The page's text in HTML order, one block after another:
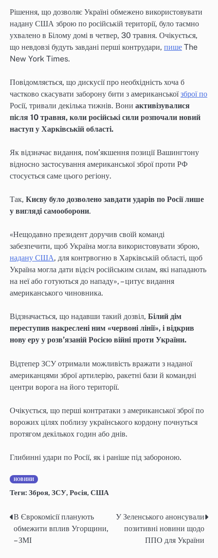
Рішення, що дозволяє Україні обмежено використовувати
надану США зброю по російській території, було таємно
ухвалено в Білому домі в четвер, 30 травня. Очікується,
що невдовзі будуть завдані перші контрудари, пише The
New York Times.
Повідомляється, що дискусії про необхідність хоча б
частково скасувати заборону бити з американськоїзброї по
Росії, тривали декілька тижнів. Вони активізувалися
після 10 травня, коли російські сили розпочали новий
наступ у Харківській області.
Як відзначає видання, пом’якшення позиції Вашингтону
відносно застосування американської зброї проти РФ
стосується саме цього регіону.
Так, Києву було дозволено завдати ударів по Росії лише
у вигляді самооборони.
«Нещодавно президент доручив своїй команді
забезпечити, щоб Україна могла використовувати зброю,
надану США, для контрвогню в Харківській області, щоб
Україна могла дати відсіч російським силам, які нападають
на неї або готуються до нападу», – цитує видання
американського чиновника.
Відзначається, що надавши такий дозвіл, Білий дім
переступив накреслені ним «червоні лінії», і відкрив
нову еру у розв’язаній Росією війні проти України.
Відтепер ЗСУ отримали можливість вражати з наданої
американцями зброї артилерію, ракетні бази й командні
центри ворога на його території.
Очікується, що перші контратаки з американської зброї по
ворожих цілях поблизу українського кордону почнуться
протягом декількох годин або днів.
Глибинні удари по Росії, як і раніше під забороною.
НОВИНИ
Теги: Зброя, ЗСУ, Росія, США
Навігація
записів
В Єврокомісії планують
обмежити вплив Угорщини,
– ЗМІ
У Зеленського анонсували
позитивні новини щодо
ППО для України